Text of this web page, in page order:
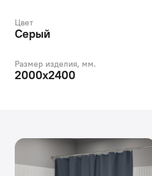
Цвет
Серый
Размер изделия, мм.
2000x2400